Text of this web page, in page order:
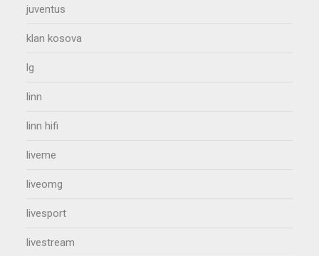
juventus
klan kosova
lg
linn
linn hifi
liveme
liveomg
livesport
livestream